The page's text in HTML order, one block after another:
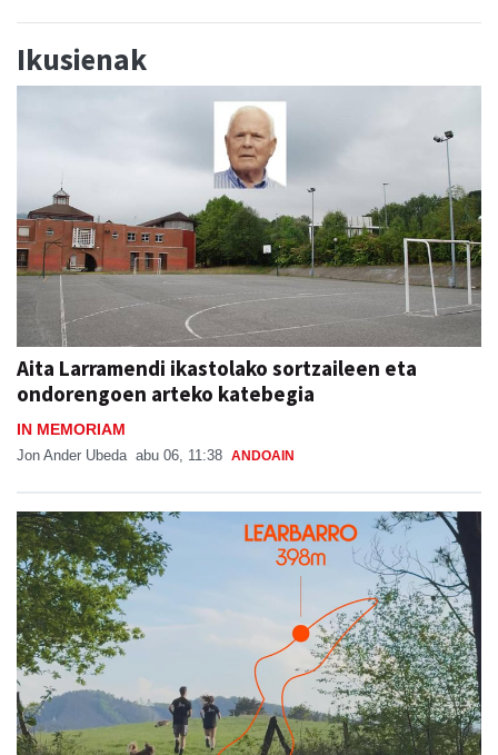
Aita Larramendi ikastolako sortzaileen eta
ondorengoen arteko katebegia
IN MEMORIAM
Jon Ander Ubeda ANDOAIN
Sorabilla Trail, aurtengo jaietako berrikuntza